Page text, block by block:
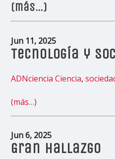
(más…)
Jun 11, 2025
Tecnología y
ADNciencia Ciencia,
(más…)
Jun 6, 2025
Gran hallazgo